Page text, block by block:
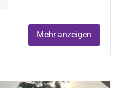
Mehr anzeigen